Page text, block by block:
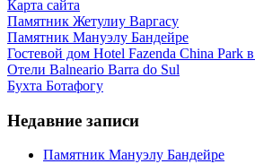
Карта сайта
Памятник Жетулиу Варгасу
Памятник Мануэлу Бандейре
Гостевой дом Hotel Fazenda China Park
Отели Balneario Barra do Sul
Бухта Ботафогу
Недавние записи
Памятник Мануэлу Бандейре